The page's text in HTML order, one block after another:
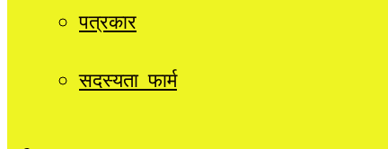
पत्रकार
सदस्यता फार्म